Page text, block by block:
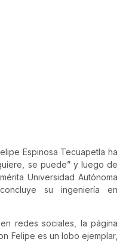
Espinosa Tecuapetla ha
se puede” y luego de
Universidad Autónoma
su ingeniería en
redes sociales, la página
Felipe es un lobo ejemplar,